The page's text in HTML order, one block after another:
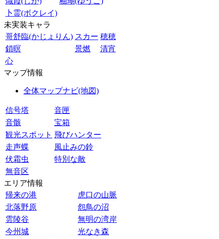
卜霊(ボクレイ)
未実装キャラ
哥舒臨(かじょりん) スカー 穂穂
鎖暝
景燃
清宵
心
マップ情報
全体マップナビ(地図)
信号塔
音匣
音骸
宝箱
観光スポット 飛びハンター
走声蝶
風止みの鈴
伏霜虫
特別な敵
無音区
エリア情報
帰来の港
虎口の山脈
北落野原
怨鳥の沼
雲陵谷
無明の湾岸
今州城
光なき森